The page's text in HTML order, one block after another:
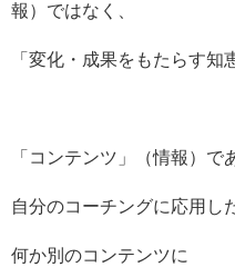
報）ではなく、
「変化・成果をもたらす知
「コンテンツ」（情報）で
自分のコーチングに応用し
何か別のコンテンツに